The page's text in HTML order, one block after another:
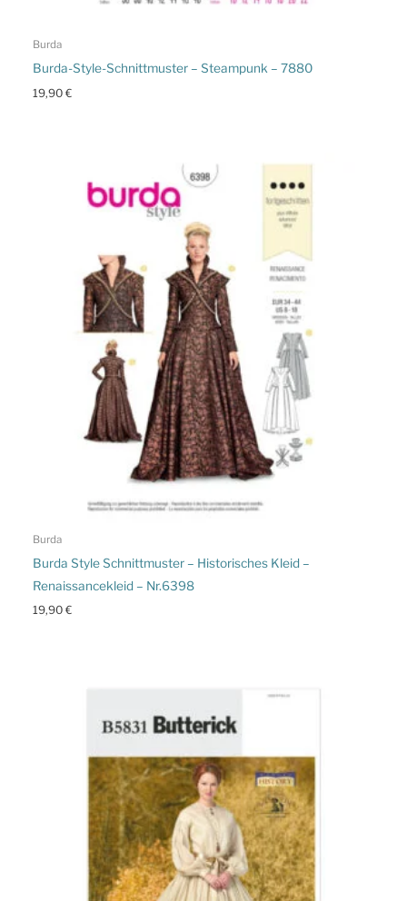
Burda
Burda-Style-Schnittmuster – Steampunk – 7880
19,90€
Burda
Burda Style Schnittmuster – Historisches Kleid –
Renaissancekleid – Nr.6398
19,90€